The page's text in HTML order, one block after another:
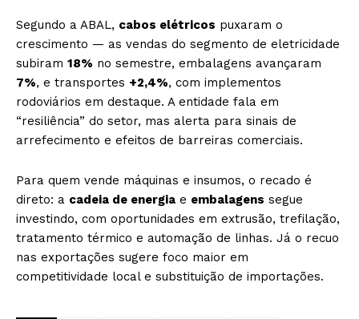
Segundo a ABAL, cabos elétricos puxaram o
crescimento — as vendas do segmento de eletricidade
subiram 18% no semestre, embalagens avançaram
7%, e transportes +2,4%, com implementos
rodoviários em destaque. A entidade fala em
“resiliência” do setor, mas alerta para sinais de
arrefecimento e efeitos de barreiras comerciais.
Para quem vende máquinas e insumos, o recado é
direto: a cadeia de energia e embalagens segue
investindo, com oportunidades em extrusão, trefilação,
tratamento térmico e automação de linhas. Já o recuo
nas exportações sugere foco maior em
competitividade local e substituição de importações.